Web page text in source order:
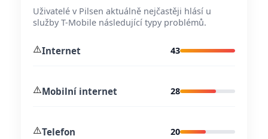
Uživatelé v Pilsen aktuálně nejčastěji hlásí u
služby T-Mobile následující typy problémů.
⚠️Internet 43
⚠️Mobilní internet 28
⚠️Telefon 20